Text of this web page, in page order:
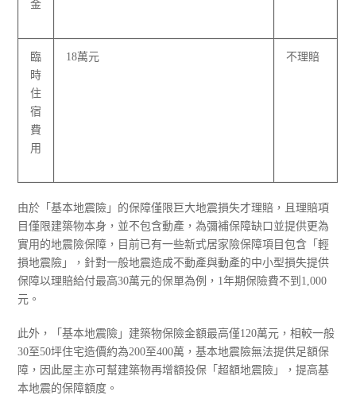
金
臨
時
住
宿
費
用
18萬元 不理賠
由於「基本地震險」的保障僅限巨大地震損失才理賠，且理賠項
目僅限建築物本身，並不包含動產，為彌補保障缺口並提供更為
實用的地震險保障，目前已有一些新式居家險保障項目包含「輕
損地震險」，針對一般地震造成不動產與動產的中小型損失提供
保障以理賠給付最高30萬元的保單為例，1年期保險費不到1,000
元。
此外，「基本地震險」建築物保險金額最高僅120萬元，相較一般
30至50坪住宅造價約為200至400萬，基本地震險無法提供足額保
障，因此屋主亦可幫建築物再增額投保「超額地震險」，提高基
本地震的保障額度。